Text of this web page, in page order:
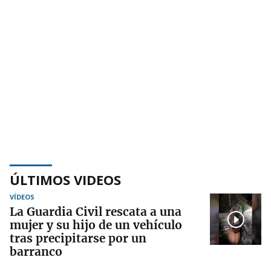
ÚLTIMOS VIDEOS
VÍDEOS
La Guardia Civil rescata a una
mujer y su hijo de un vehículo
tras precipitarse por un
barranco